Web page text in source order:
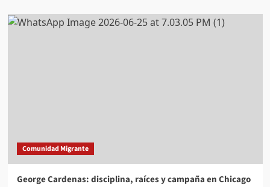
Comunidad Migrante
George Cardenas: disciplina, raíces y campaña en Chicago